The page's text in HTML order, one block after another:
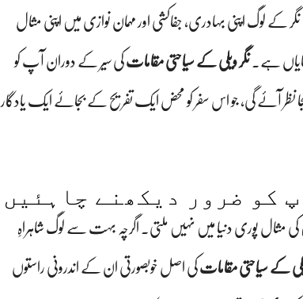
کے لوگ اپنی بہادری، جفاکشی اور مہمان نوازی میں اپنی مثال
ہے۔ نگر ویلی کے سیاحتی مقاماتکی سیر کے دوران آپ کو
نظر آئے گی، جو اس سفر کو محض ایک تفریح کے بجائے ایک یادگار
کو ضرور دیکھنے چاہئیں
مثال پوری دنیا میں نہیں ملتی۔ اگرچہ بہت سے لوگ شاہراہِ
کے سیاحتی مقاماتکی اصل خوبصورتی ان کے اندرونی راستوں